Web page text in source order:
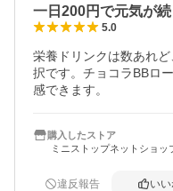
一日200円で元気が続
5.0
栄養ドリンクは数あれ
択です。チョコラBBロ
感できます。
購入したストア
ミニストップネットショッ
違反報告 い